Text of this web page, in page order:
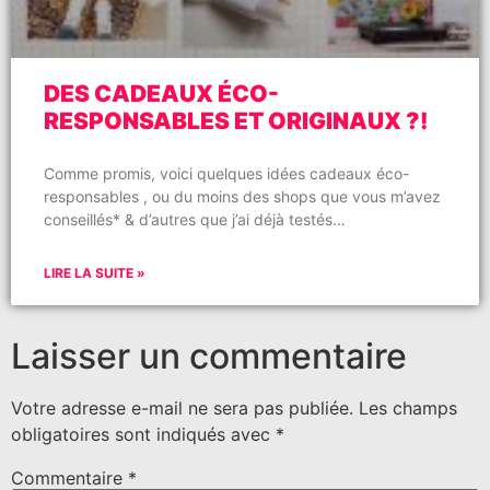
DES CADEAUX ÉCO-
RESPONSABLES ET ORIGINAUX ?!
Comme promis, voici quelques idées cadeaux éco-
responsables , ou du moins des shops que vous m’avez
conseillés* & d’autres que j’ai déjà testés…
LIRE LA SUITE »
Laisser un commentaire
Votre adresse e-mail ne sera pas publiée. Les champs
obligatoires sont indiqués avec *
Commentaire *